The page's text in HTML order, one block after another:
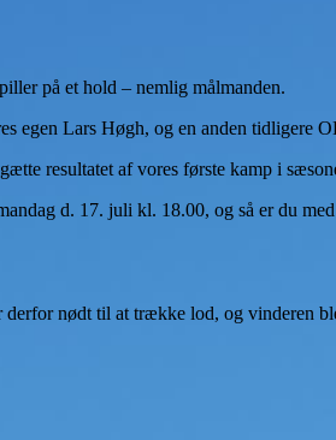
på et hold – nemlig målmanden.
egen Lars Høgh, og en anden tidligere
resultatet af vores første kamp i
d. 17. juli kl. 18.00, og så er du
nødt til at trække lod, og vinderen